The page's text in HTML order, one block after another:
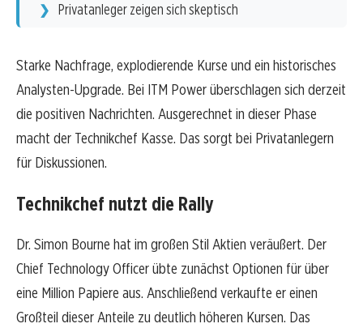
Privatanleger zeigen sich skeptisch
Starke Nachfrage, explodierende Kurse und ein historisches
Analysten-Upgrade. Bei ITM Power überschlagen sich derzeit
die positiven Nachrichten. Ausgerechnet in dieser Phase
macht der Technikchef Kasse. Das sorgt bei Privatanlegern
für Diskussionen.
Technikchef nutzt die Rally
Dr. Simon Bourne hat im großen Stil Aktien veräußert. Der
Chief Technology Officer übte zunächst Optionen für über
eine Million Papiere aus. Anschließend verkaufte er einen
Großteil dieser Anteile zu deutlich höheren Kursen. Das